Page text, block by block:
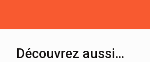
Découvrez aussi…